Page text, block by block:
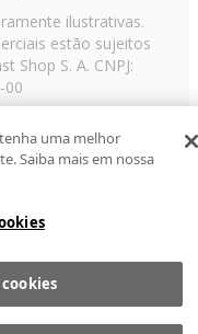
ilustrativas.
estão sujeitos
Shop S. A. CNPJ:
00
11 3003-3728 ©
reservadosRF
uma melhor
Saiba mais em nossa